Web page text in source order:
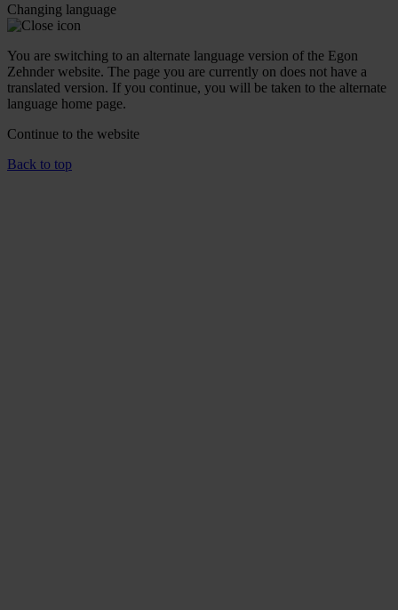
Changing language
You are switching to an alternate language version of the Egon
Zehnder website. The page you are currently on does not have a
translated version. If you continue, you will be taken to the alternate
language home page.
Continue to the website
Back to top